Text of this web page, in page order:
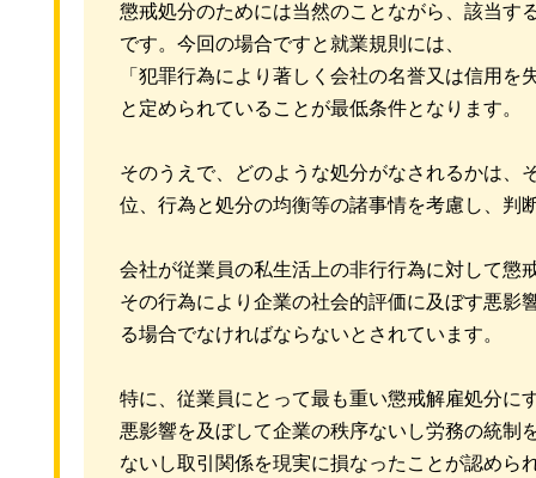
懲戒処分のためには当然のことながら、該当す
です。今回の場合ですと就業規則には、
「犯罪行為により著しく会社の名誉又は信用を
と定められていることが最低条件となります。
そのうえで、どのような処分がなされるかは、
位、行為と処分の均衡等の諸事情を考慮し、判
会社が従業員の私生活上の非行行為に対して懲
その行為により企業の社会的評価に及ぼす悪影
る場合でなければならないとされています。
特に、従業員にとって最も重い懲戒解雇処分に
悪影響を及ぼして企業の秩序ないし労務の統制
ないし取引関係を現実に損なったことが認めら